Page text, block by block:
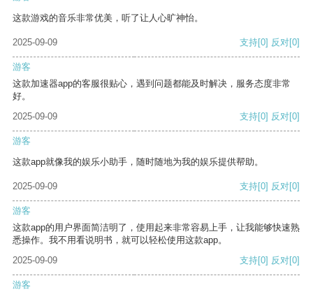
这款游戏的音乐非常优美，听了让人心旷神怡。
2025-09-09 支持[0] 反对[0]
游客
这款加速器app的客服很贴心，遇到问题都能及时解决，服务态度非常
好。
2025-09-09
支持[0] 反对[0]
游客
这款app就像我的娱乐小助手，随时随地为我的娱乐提供帮助。
2025-09-09 支持[0] 反对[0]
游客
这款app的用户界面简洁明了，使用起来非常容易上手，让我能够快速熟
悉操作。我不用看说明书，就可以轻松使用这款app。
2025-09-09
支持[0] 反对[0]
游客